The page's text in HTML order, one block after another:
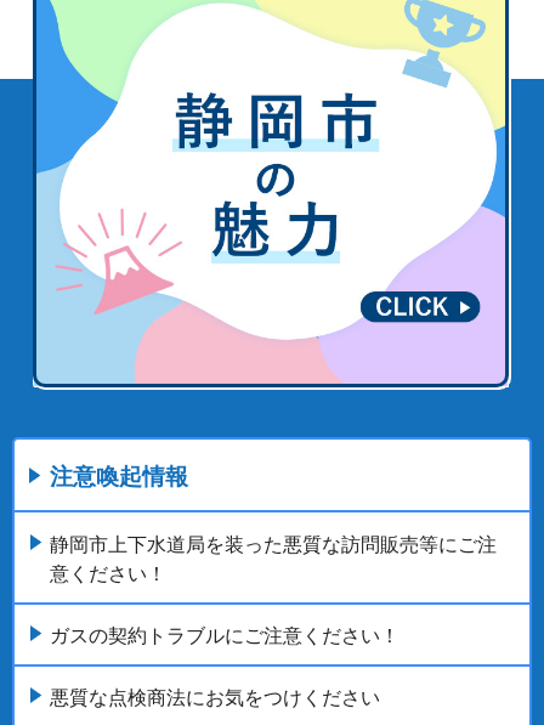
注意喚起情報
静岡市上下水道局を装った悪質な訪問販売等にご注
意ください！
ガスの契約トラブルにご注意ください！
悪質な点検商法にお気をつけください